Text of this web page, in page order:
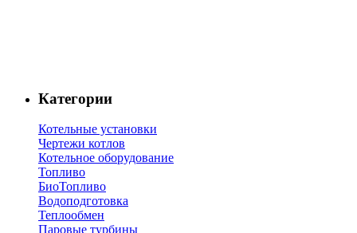
Категории
Котельные установки
Чертежи котлов
Котельное оборудование
Топливо
БиоТопливо
Водоподготовка
Теплообмен
Паровые турбины